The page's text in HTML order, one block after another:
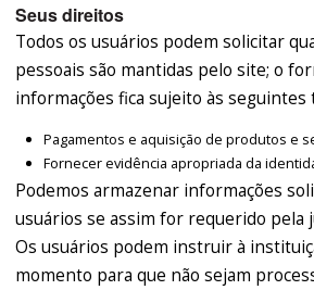
Seus direitos
Todos os usuários podem solicitar
pessoais são mantidas pelo site; o
informações fica sujeito às seguintes
Pagamentos e aquisição de produtos e
Fornecer evidência apropriada da
Podemos armazenar informações
usuários se assim for requerido pela
Os usuários podem instruir à
momento para que não sejam